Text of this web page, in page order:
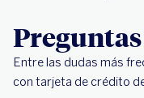
Entre las dudas más
con tarjeta de crédito